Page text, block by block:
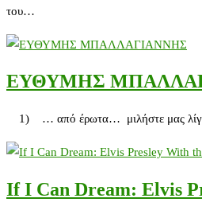
του…
ΕΥΘΥΜΗΣ
1) … από έρωτα… μιλήστε μας λίγο
If I Can Dream: Elvis